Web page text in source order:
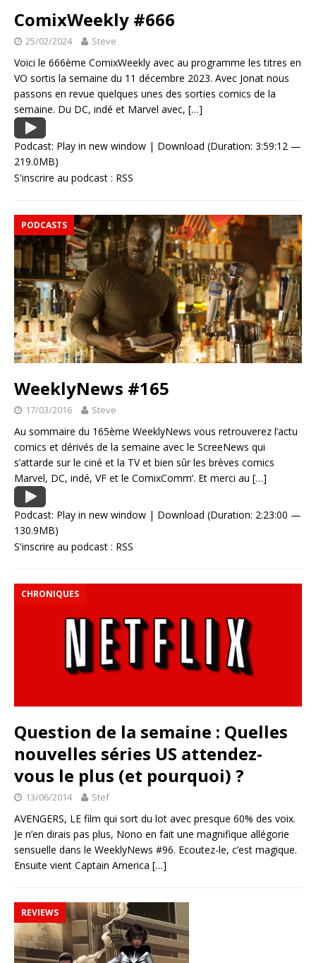
ComixWeekly #666
25/02/2024 Steve
Voici le 666ème ComixWeekly avec au programme les titres en
VO sortis la semaine du 11 décembre 2023. Avec Jonat nous
passons en revue quelques unes des sorties comics de la
semaine. Du DC, indé et Marvel avec, […]
Podcast: Play in new window | Download (Duration: 3:59:12 —
219.0MB)
S'inscrire au podcast : RSS
PODCASTS
WeeklyNews #165
17/03/2016 Steve
Au sommaire du 165ème WeeklyNews vous retrouverez l’actu
comics et dérivés de la semaine avec le ScreeNews qui
s’attarde sur le ciné et la TV et bien sûr les brèves comics
Marvel, DC, indé, VF et le ComixComm’. Et merci au […]
Podcast: Play in new window | Download (Duration: 2:23:00 —
130.9MB)
S'inscrire au podcast : RSS
CHRONIQUES
Question de la semaine : Quelles
nouvelles séries US attendez-
vous le plus (et pourquoi) ?
13/06/2014 Stef
AVENGERS, LE film qui sort du lot avec presque 60% des voix.
Je n’en dirais pas plus, Nono en fait une magnifique allégorie
sensuelle dans le WeeklyNews #96. Ecoutez-le, c’est magique.
Ensuite vient Captain America […]
REVIEWS